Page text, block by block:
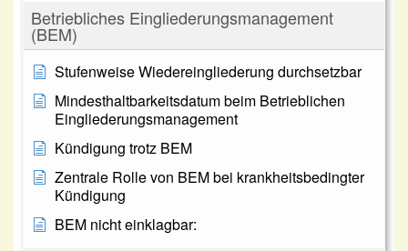
Betriebliches Eingliederungsmanagement
(BEM)
Stufenweise Wiedereingliederung durchsetzbar
Mindesthaltbarkeitsdatum beim Betrieblichen
Eingliederungsmanagement
Kündigung trotz BEM
Zentrale Rolle von BEM bei krankheitsbedingter
Kündigung
BEM nicht einklagbar: